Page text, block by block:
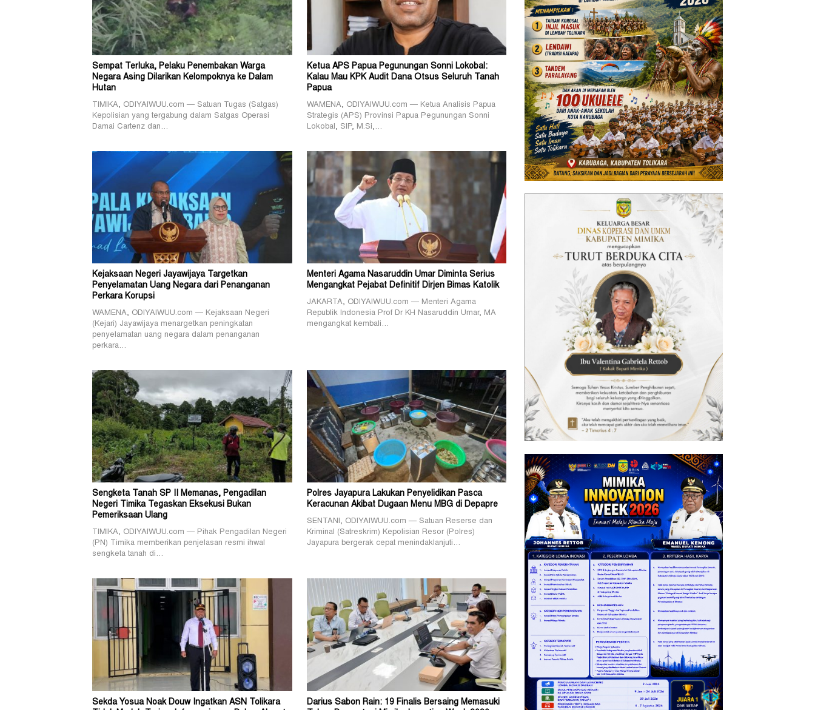
Sempat Terluka, Pelaku Penembakan Warga
Negara Asing Dilarikan Kelompoknya ke Dalam
Hutan
TIMIKA, ODIYAIWUU.com — Satuan Tugas (Satgas)
Kepolisian yang tergabung dalam Satgas Operasi
Damai Cartenz dan…
Ketua APS Papua Pegunungan Sonni Lokobal:
Kalau Mau KPK Audit Dana Otsus Seluruh Tanah
Papua
WAMENA, ODIYAIWUU.com — Ketua Analisis Papua
Strategis (APS) Provinsi Papua Pegunungan Sonni
Lokobal, SIP, M.Si,…
Kejaksaan Negeri Jayawijaya Targetkan
Penyelamatan Uang Negara dari Penanganan
Perkara Korupsi
WAMENA, ODIYAIWUU.com — Kejaksaan Negeri
(Kejari) Jayawijaya menargetkan peningkatan
penyelamatan uang negara dalam penanganan
perkara…
Menteri Agama Nasaruddin Umar Diminta Serius
Mengangkat Pejabat Definitif Dirjen Bimas Katolik
JAKARTA, ODIYAIWUU.com — Menteri Agama
Republik Indonesia Prof Dr KH Nasaruddin Umar, MA
mengangkat kembali…
Sengketa Tanah SP II Memanas, Pengadilan
Negeri Timika Tegaskan Eksekusi Bukan
Pemeriksaan Ulang
TIMIKA, ODIYAIWUU.com — Pihak Pengadilan Negeri
(PN) Timika memberikan penjelasan resmi ihwal
sengketa tanah di…
Polres Jayapura Lakukan Penyelidikan Pasca
Keracunan Akibat Dugaan Menu MBG di Depapre
SENTANI, ODIYAIWUU.com — Satuan Reserse dan
Kriminal (Satreskrim) Kepolisian Resor (Polres)
Jayapura bergerak cepat menindaklanjuti…
Sekda Yosua Noak Douw Ingatkan ASN Tolikara
Darius Sabon Rain: 19 Finalis Bersaing Memasuki